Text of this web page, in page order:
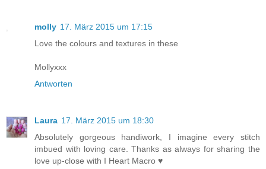
molly 17. März 2015 um 17:15
Love the colours and textures in these
Mollyxxx
Antworten
Laura 17. März 2015 um 18:30
Absolutely gorgeous handiwork, I imagine every stitch
imbued with loving care. Thanks as always for sharing the
love up-close with I Heart Macro ♥